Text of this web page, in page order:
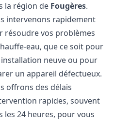
la région de Fougères.
intervenons rapidement
résoudre vos problèmes
eau, que ce soit pour
neuve ou pour
un appareil défectueux.
offrons des délais
rapides, souvent
les 24 heures, pour vous